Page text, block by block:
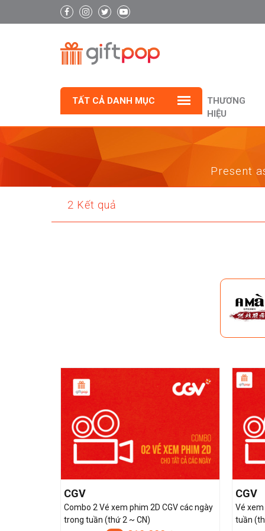
TẤT CẢ DANH MỤC
THƯƠNG
HIỆU
Present
2 Kết quả
CGV
Combo 2 Vé xem phim 2D CGV các ngày
trong tuần (thứ 2 ~ CN)
CGV
Vé xem
tuần